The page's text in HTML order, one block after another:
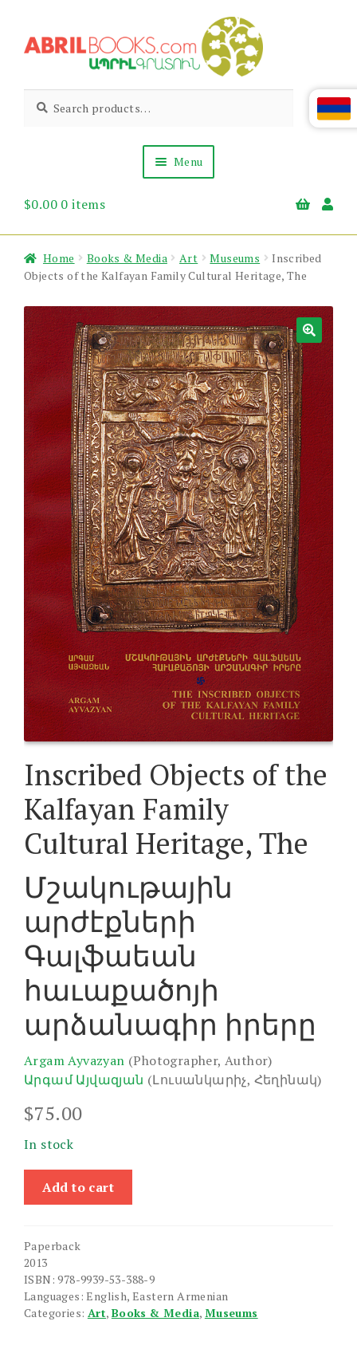
to
to
Abril
Books
Living
Armenian
for:
Menu
About Us
News & Events
$0.00 0 items
Home Books & Media Art Museums
Inscribed
Objects of the Kalfayan Family Cultural Heritage, The
Inscribed Objects of the
Kalfayan Family
Cultural Heritage, The
Մշակութային
արժէքների
Գալֆաեան
հաւաքածոյի
արձանագիր իրերը
Argam Ayvazyan (Photographer, Author)
Արգամ Այվազյան (Լուսանկարիչ, Հեղինակ)
$75.00
In stock
Inscribed
Objects
Kalfayan
Family
Cultural
Heritage,
Add to cart
Paperback
2013
ISBN: 978-9939-53-388-9
Languages: English, Eastern Armenian
Categories: Art, Books & Media, Museums